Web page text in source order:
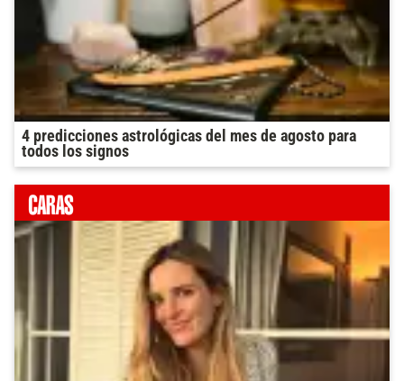
4 predicciones astrológicas del mes de agosto para
todos los signos